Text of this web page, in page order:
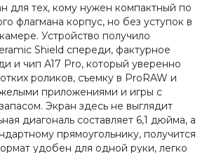
для тех, кому нужен компактный по
флагмана корпус, но без уступок в
Устройство получило
Shield спереди, фактурное
и чип A17 Pro, который уверенно
роликов, съемку в ProRAW и
приложениями и игры с
Экран здесь не выглядит
диагональ составляет 6,1 дюйма, а
прямоугольнику, получится
удобен для одной руки, легко